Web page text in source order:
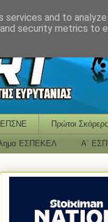
ΕΠΣΝΕ Πρώτοι Σκόρερς
ΕΣΠΕΚΕΛ Α΄
and to
security metrics to